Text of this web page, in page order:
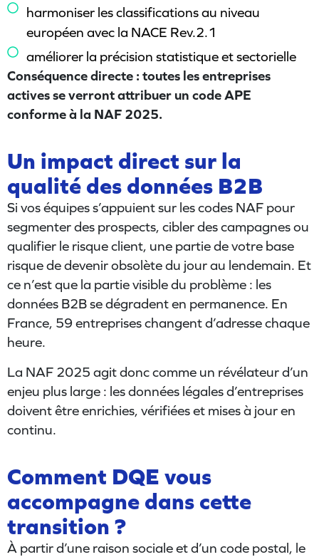
harmoniser les classifications au niveau
européen avec la NACE Rev.2.1
améliorer la précision statistique et sectorielle
Conséquence directe : toutes les entreprises
actives se verront attribuer un code APE
conforme à la NAF 2025.
Un impact direct sur la
qualité des données B2B
Si vos équipes s’appuient sur les codes NAF pour
segmenter des prospects, cibler des campagnes ou
qualifier le risque client, une partie de votre base
risque de devenir obsolète du jour au lendemain. Et
ce n’est que la partie visible du problème : les
données B2B se dégradent en permanence. En
France, 59 entreprises changent d’adresse chaque
heure.
La NAF 2025 agit donc comme un révélateur d’un
enjeu plus large : les données légales d’entreprises
doivent être enrichies, vérifiées et mises à jour en
continu.
Comment DQE vous
accompagne dans cette
transition ?
À partir d’une raison sociale et d’un code postal, le